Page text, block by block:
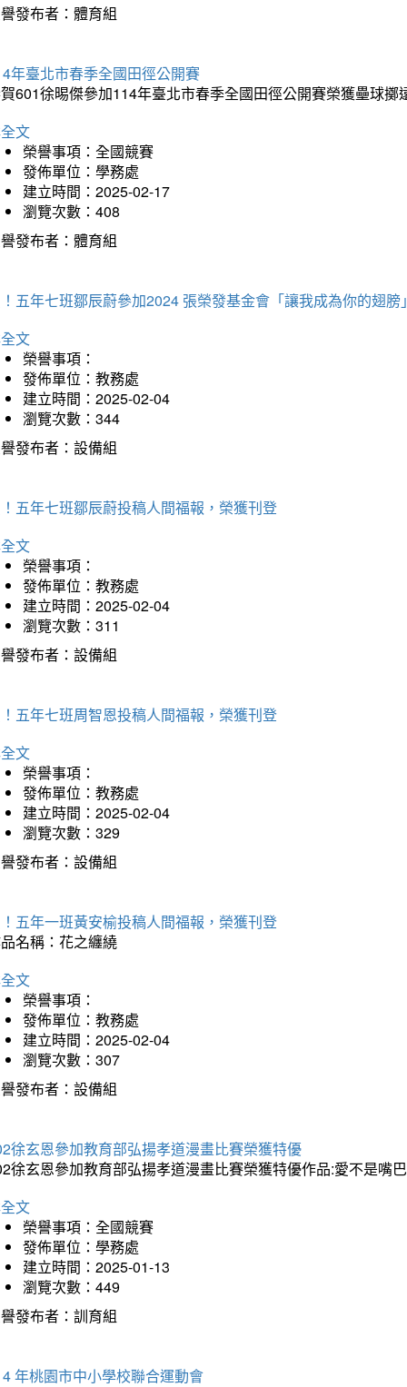
發布者：體育組
年臺北市春季全國田徑公開賽
601徐晹傑參加114年臺北市春季全國田徑公開賽榮獲壘球擲
文
榮譽事項：全國競賽
發佈單位：學務處
建立時間：2025-02-17
瀏覽次數：408
發布者：體育組
五年七班鄒辰蔚參加2024 張榮發基金會「讓我成為你的翅
文
榮譽事項：
發佈單位：教務處
建立時間：2025-02-04
瀏覽次數：344
發布者：設備組
五年七班鄒辰蔚投稿人間福報，榮獲刊登
文
榮譽事項：
發佈單位：教務處
建立時間：2025-02-04
瀏覽次數：311
發布者：設備組
五年七班周智恩投稿人間福報，榮獲刊登
文
榮譽事項：
發佈單位：教務處
建立時間：2025-02-04
瀏覽次數：329
發布者：設備組
五年一班黃安榆投稿人間福報，榮獲刊登
名稱：花之纏繞
文
榮譽事項：
發佈單位：教務處
建立時間：2025-02-04
瀏覽次數：307
發布者：設備組
徐玄恩參加教育部弘揚孝道漫畫比賽榮獲特優
徐玄恩參加教育部弘揚孝道漫畫比賽榮獲特優作品:愛不是嘴
文
榮譽事項：全國競賽
發佈單位：學務處
建立時間：2025-01-13
瀏覽次數：449
發布者：訓育組
年桃園市中小學校聯合運動會